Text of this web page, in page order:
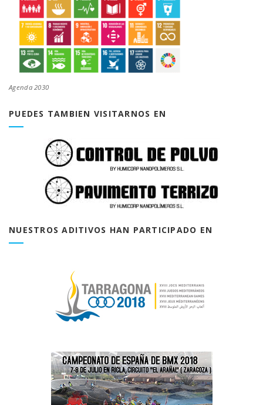
Agenda 2030
PUEDES TAMBIEN VISITARNOS EN
NUESTROS ADITIVOS HAN PARTICIPADO EN